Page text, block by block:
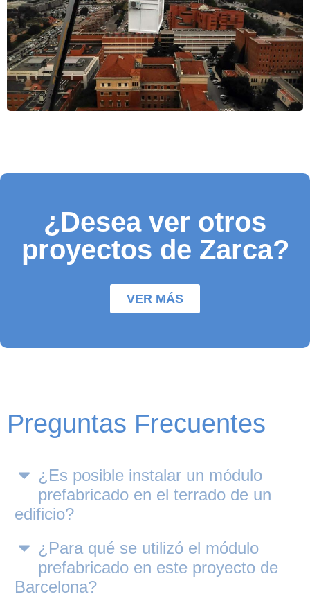
¿Desea ver otros
proyectos de Zarca?
VER MÁS
Preguntas Frecuentes
¿Es posible instalar un módulo
prefabricado en el terrado de un
edificio?
¿Para qué se utilizó el módulo
prefabricado en este proyecto de
Barcelona?